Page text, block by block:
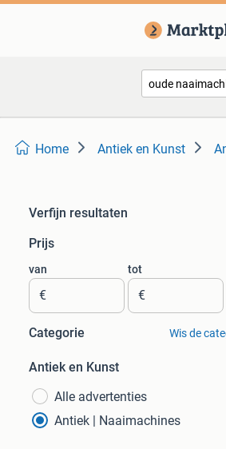
Home Antiek en Kunst
Verfijn resultaten
Prijs
van
€
tot
€
Categorie Wis de
Antiek en Kunst
Alle advertenties
Antiek | Naaimachines